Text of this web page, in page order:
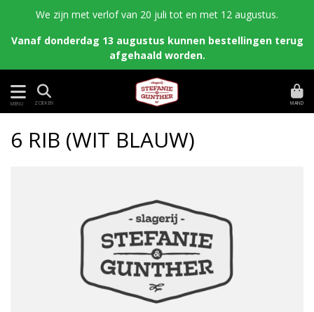
We zijn met verlof van 20 juli tot en met 12 augustus.
Vanaf donderdag 13 augustus kunnen bestellingen terug
afgehaald worden.
MENU ZOEKEN MAND
6 RIB (WIT BLAUW)